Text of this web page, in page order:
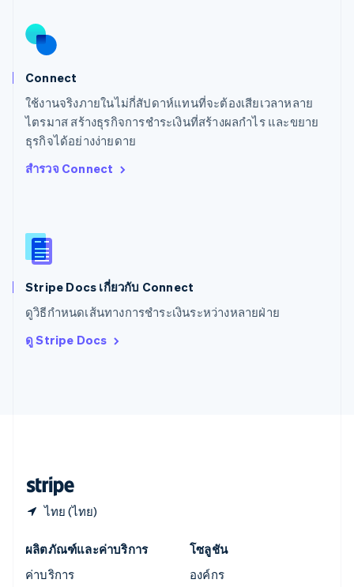
Connect
ใช้งานจริงภายในไม่กี่สัปดาห์แทนที่จะต้องเสียเวลาหลาย
ไตรมาส สร้างธุรกิจการชำระเงินที่สร้างผลกำไร และขยาย
ธุรกิจได้อย่างง่ายดาย
สำรวจ Connect
Stripe Docs เกี่ยวกับ Connect
ดูวิธีกำหนดเส้นทางการชำระเงินระหว่างหลายฝ่าย
ดู Stripe Docs
ไทย (ไทย)
สวิตเซอร์แลนด์
Deutsch
สวีเดน
สหรัฐอเมริกา
EnglishEspañol简体中文
สหรัฐอาหรับเอมิเรตส์
สหราชอาณาจักร
สิงคโปร์
English
ออสเตรเลีย
English
ออสเตรีย
DeutschEnglish
ItalianoEnglish
ผลิตภัณฑ์และค่าบริการ
ค่าบริการ
โซลูชัน
องค์กร